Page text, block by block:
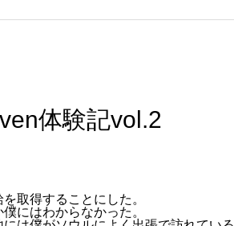
体験記vol.2
取得することにした。
にはわからなかった。